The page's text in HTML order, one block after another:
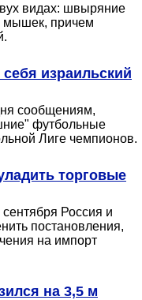
видах: швыряние
мышек, причем
израильский
сообщениям,
футбольные
Лиге чемпионов.
торговые
сентября Россия и
постановления,
на импорт
на 3,5 м